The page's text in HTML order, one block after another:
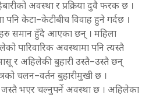
अवस्था र प्रक्रिया दुवै फरक छ ।
केटा–केटीबीच विवाह हुने गर्दछ ।
समान हुँदै आएका छन् । महिला
पारिवारिक अवस्थामा पनि त्यस्तै
र अहिलेकी बुहारी उस्तै–उस्तै छन्
चलन–वर्तन बुहारीमुखी छ ।
भएर चल्नुपर्ने अवस्था छ । अहिलेका